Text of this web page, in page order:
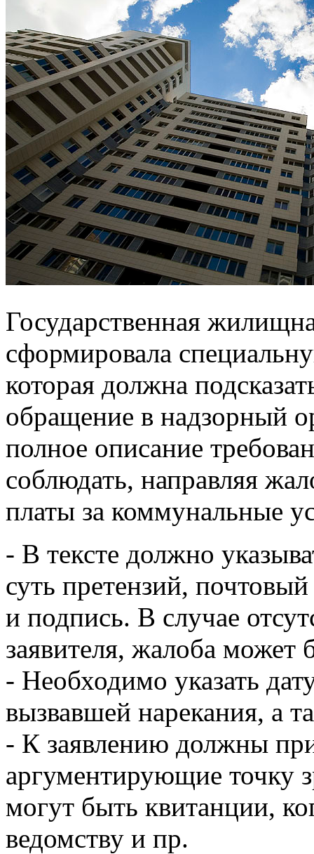
Государственная
сформировала
которая должна
обращение в надзорный
полное описание
соблюдать, направляя
платы за коммунальные
- В тексте должно
суть претензий,
и подпись. В случае
заявителя, жалоба может
- Необходимо указать
вызвавшей нарекания, а
- К заявлению должны
аргументирующие точку
могут быть квитанции,
ведомству и пр.